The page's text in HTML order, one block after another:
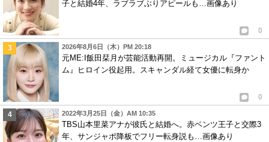
子と結婚4年、ラブラブぶりアピールも…画像あり
0
2026年8月6日（木）PM 20:18
元ME:I飯田栞月が芸能活動再開。ミュージカル『ファント
ム』ヒロイン役起用。スキャンダル経て女優に転身か
0
2022年3月25日（金）AM 10:35
TBS山本里菜アナが彼氏と結婚へ。赤ベンツ王子と交際3
年、サンジャポ降板でフリー転身説も…画像あり